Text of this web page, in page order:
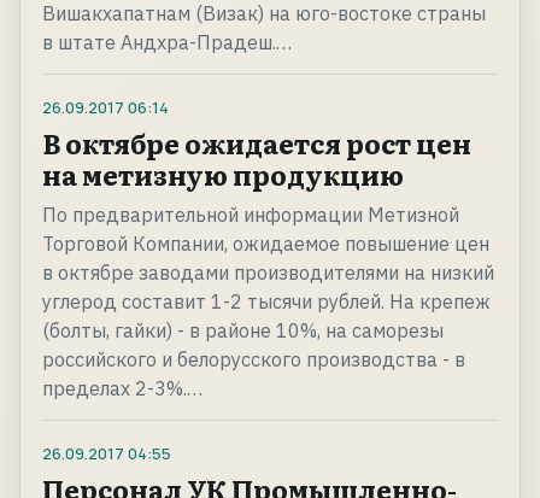
Вишакхапатнам (Визак) на юго-востоке страны
в штате Андхра-Прадеш.…
26.09.2017 06:14
В октябре ожидается рост цен
на метизную продукцию
По предварительной информации Метизной
Торговой Компании, ожидаемое повышение цен
в октябре заводами производителями на низкий
углерод составит 1-2 тысячи рублей. На крепеж
(болты, гайки) - в районе 10%, на саморезы
российского и белорусского производства - в
пределах 2-3%.…
26.09.2017 04:55
Персонал УК Промышленно-